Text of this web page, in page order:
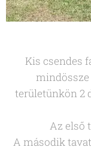
Kis csendes
mindössze
területünkön 2
Az első
A második